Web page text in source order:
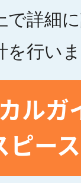
で詳細
を行い
ルガ
ピー